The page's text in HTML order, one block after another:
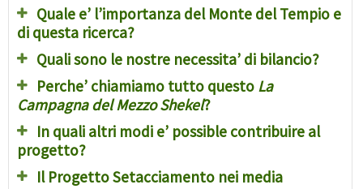
Quale e’ l’importanza del Monte del Tempio e
di questa ricerca?
Quali sono le nostre necessita’ di bilancio?
Perche’ chiamiamo tutto questo La
Campagna del Mezzo Shekel?
In quali altri modi e’ possible contribuire al
progetto?
Il Progetto Setacciamento nei media